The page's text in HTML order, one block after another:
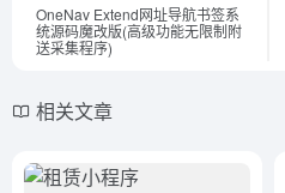
OneNav Extend网址导航书签系
统源码魔改版(高级功能无限制附
送采集程序)
相关文章